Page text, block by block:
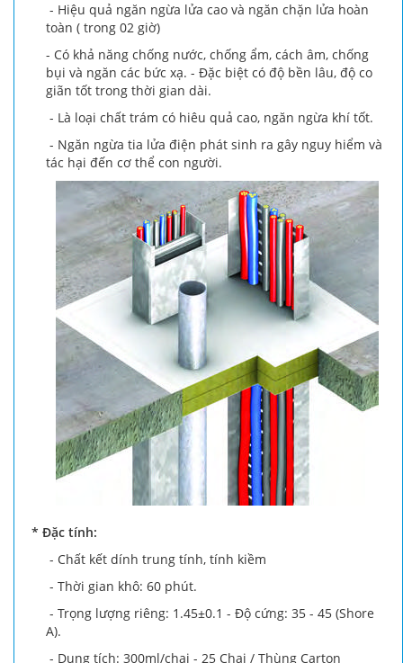
- Hiệu quả ngăn ngừa lửa cao và ngăn chặn lửa hoàn
toàn ( trong 02 giờ)
- Có khả năng chống nước, chống ẩm, cách âm, chống
bụi và ngăn các bức xạ. - Đặc biệt có độ bền lâu, độ co
giãn tốt trong thời gian dài.
- Là loại chất trám có hiêu quả cao, ngăn ngừa khí tốt.
- Ngăn ngừa tia lửa điện phát sinh ra gây nguy hiểm và
tác hại đến cơ thể con người.
* Đặc tính:
- Chất kết dính trung tính, tính kiềm
- Thời gian khô: 60 phút.
- Trọng lượng riêng: 1.45±0.1 - Độ cứng: 35 - 45 (Shore
A).
- Dung tích: 300ml/chai - 25 Chai / Thùng Carton